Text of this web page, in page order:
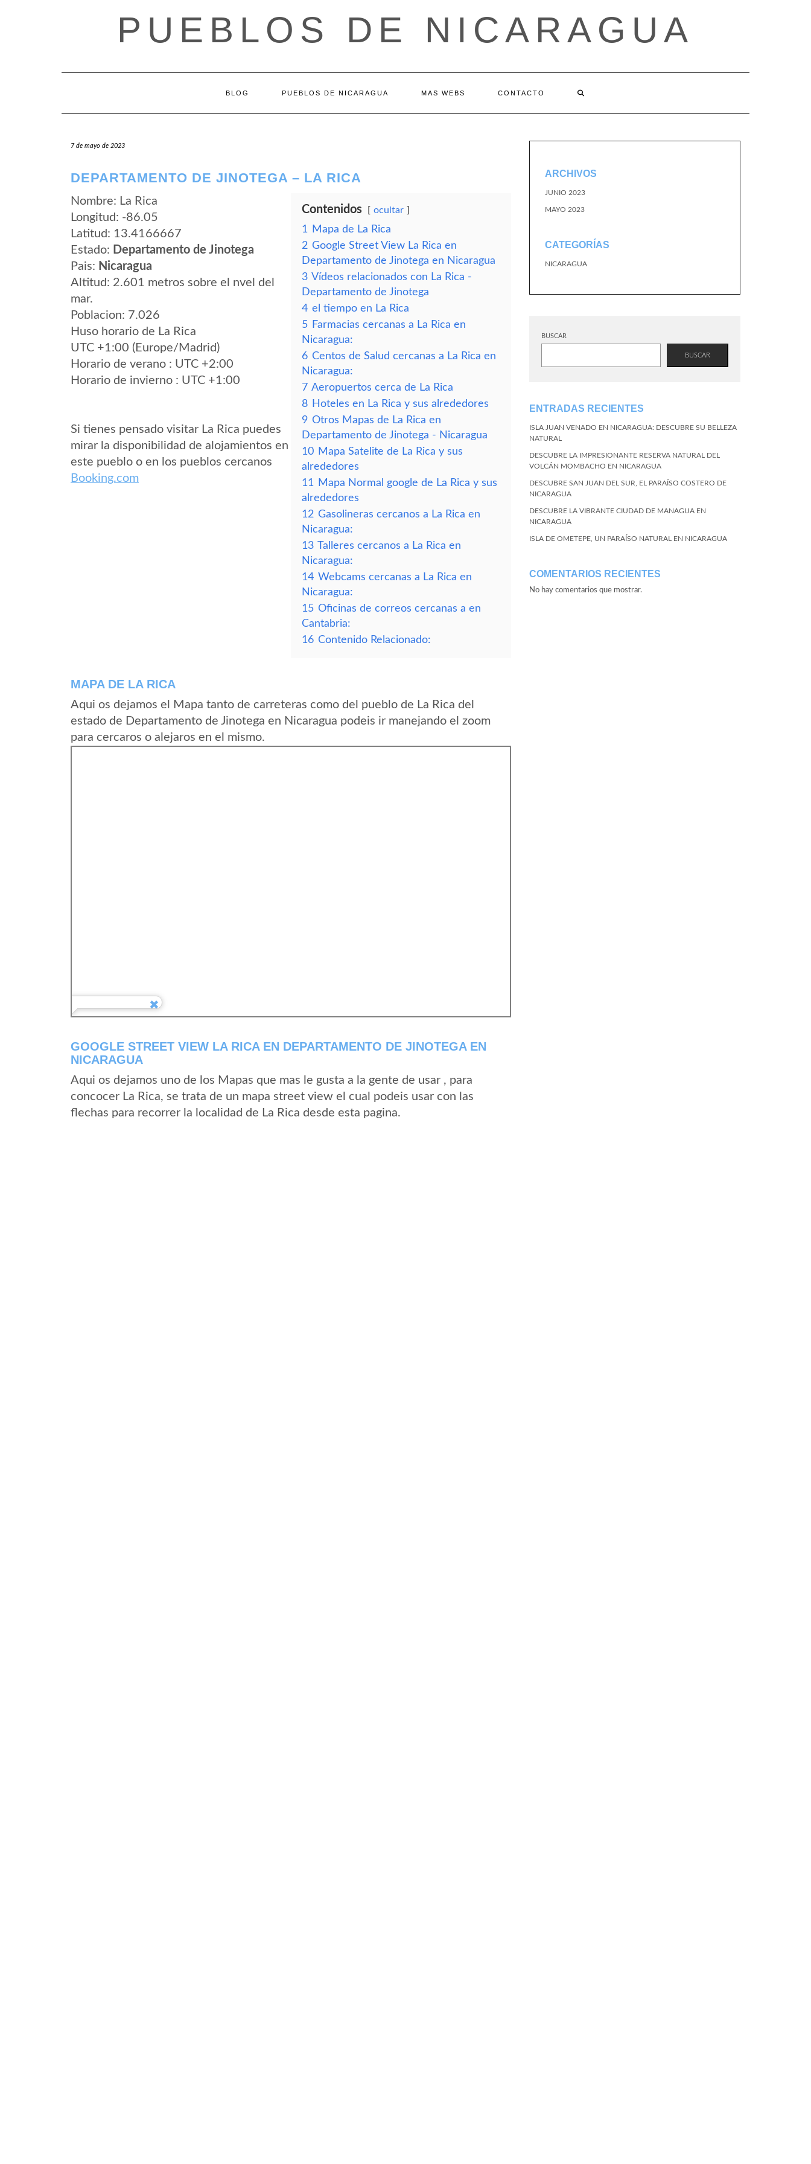
PUEBLOS DE NICARAGUA
BLOG PUEBLOS DE NICARAGUA MAS WEBS CONTACTO
7 de mayo de 2023
DEPARTAMENTO DE JINOTEGA – LA RICA
Nombre: La Rica
Longitud: -86.05
Latitud: 13.4166667
Estado: Departamento de Jinotega
Pais: Nicaragua
Altitud: 2.601 metros sobre el nvel del
mar.
Poblacion: 7.026
Huso horario de La Rica
UTC +1:00 (Europe/Madrid)
Horario de verano : UTC +2:00
Horario de invierno : UTC +1:00
Si tienes pensado visitar La Rica puedes
mirar la disponibilidad de alojamientos en
este pueblo o en los pueblos cercanos
Booking.com
Contenidos ocultar
1
Mapa de La Rica
2 Google Street View La Rica en
Departamento de Jinotega en Nicaragua
3 Vídeos relacionados con La Rica -
Departamento de Jinotega
4 el tiempo en La Rica
5 Farmacias cercanas a La Rica en
Nicaragua:
6 Centos de Salud cercanas a La Rica en
Nicaragua:
7 Aeropuertos cerca de La Rica
8 Hoteles en La Rica y sus alrededores
9 Otros Mapas de La Rica en
Departamento de Jinotega - Nicaragua
10 Mapa Satelite de La Rica y sus
alrededores
11
Mapa Normal google de La Rica y sus
alrededores
12 Gasolineras cercanos a La Rica en
Nicaragua:
13 Talleres cercanos a La Rica en
Nicaragua:
14 Webcams cercanas a La Rica en
Nicaragua:
15 Oficinas de correos cercanas a en
Cantabria:
16 Contenido Relacionado:
MAPA DE LA RICA
Aqui os dejamos el Mapa tanto de carreteras como del pueblo de La Rica del
estado de Departamento de Jinotega en Nicaragua podeis ir manejando el zoom
para cercaros o alejaros en el mismo.
GOOGLE STREET VIEW LA RICA EN DEPARTAMENTO DE JINOTEGA EN
NICARAGUA
Aqui os dejamos uno de los Mapas que mas le gusta a la gente de usar , para
concocer La Rica, se trata de un mapa street view el cual podeis usar con las
flechas para recorrer la localidad de La Rica desde esta pagina.
ARCHIVOS
JUNIO 2023
MAYO 2023
CATEGORÍAS
NICARAGUA
BUSCAR
BUSCAR
ENTRADAS RECIENTES
ISLA JUAN VENADO EN NICARAGUA: DESCUBRE SU BELLEZA
NATURAL
DESCUBRE LA IMPRESIONANTE RESERVA NATURAL DEL
VOLCÁN MOMBACHO EN NICARAGUA
DESCUBRE SAN JUAN DEL SUR, EL PARAÍSO COSTERO DE
NICARAGUA
DESCUBRE LA VIBRANTE CIUDAD DE MANAGUA EN
NICARAGUA
ISLA DE OMETEPE, UN PARAÍSO NATURAL EN NICARAGUA
COMENTARIOS RECIENTES
No hay comentarios que mostrar.